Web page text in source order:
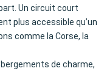
Un circuit court
plus accessible qu’un
comme la Corse, la
de charme,